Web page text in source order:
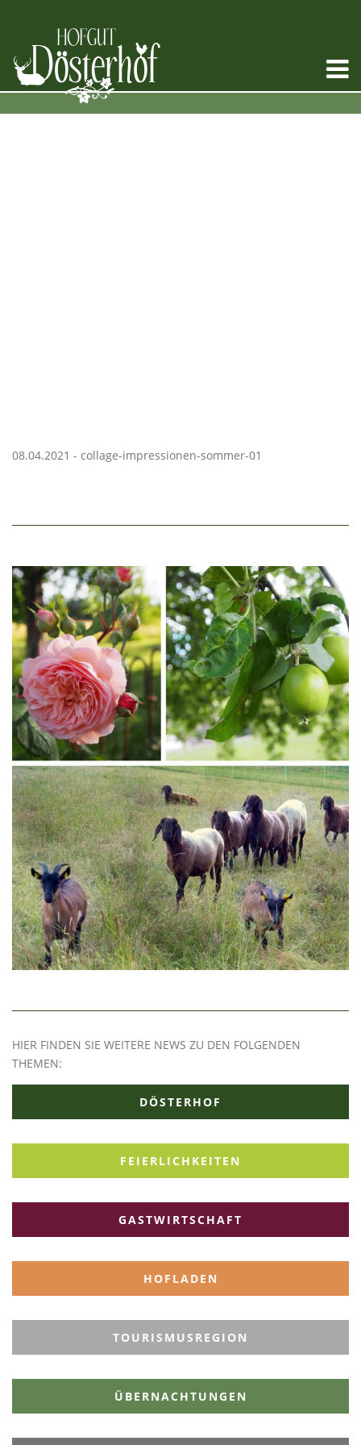
08.04.2021 - collage-impressionen-sommer-01
HIER FINDEN SIE WEITERE NEWS ZU DEN FOLGENDEN
THEMEN:
DÖSTERHOF
FEIERLICHKEITEN
GASTWIRTSCHAFT
HOFLADEN
TOURISMUSREGION
ÜBERNACHTUNGEN